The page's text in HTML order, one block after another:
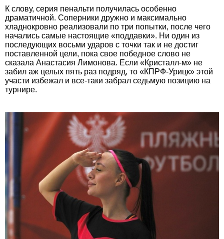
К слову, серия пенальти получилась особенно
драматичной. Соперники дружно и максимально
хладнокровно реализовали по три попытки, после чего
начались самые настоящие «поддавки». Ни один из
последующих восьми ударов с точки так и не достиг
поставленной цели, пока свое победное слово не
сказала Анастасия Лимонова. Если «Кристалл-м» не
забил аж целых пять раз подряд, то «КПРФ-Урицк» этой
участи избежал и все-таки забрал седьмую позицию на
турнире.